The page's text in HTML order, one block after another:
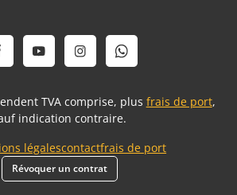
TVA comprise, plus frais de port,
indication contraire.
légalescontactfrais de port
Révoquer un contrat